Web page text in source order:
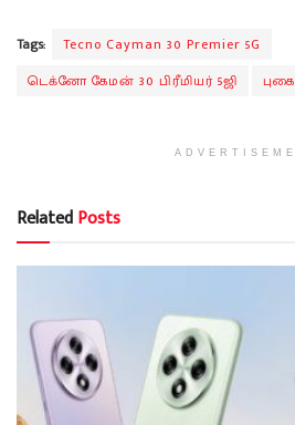
Tags:
Tecno Cayman 30 Premier 5G
டெக்னோ கேமன் 30 பிரீமியர் 5ஜி
RelatedPosts